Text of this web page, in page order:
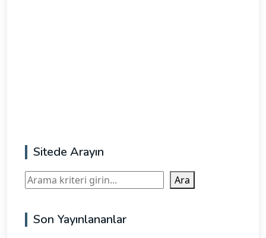
Sitede Arayın
Ara Ara
Son Yayınlananlar